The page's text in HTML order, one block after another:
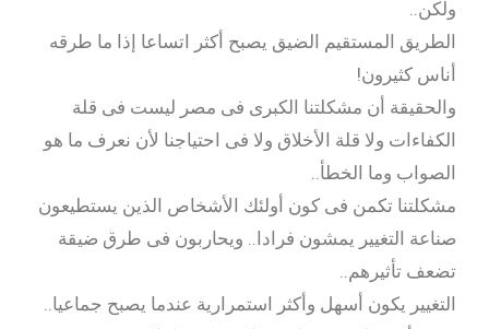
ولكن..
الطريق المستقيم الضيق يصبح أكثر اتساعا إذا ما طرقه
أناس كثيرون!
والحقيقة أن مشكلتنا الكبرى فى مصر ليست فى قلة
الكفاءات ولا قلة الأخلاق ولا فى احتياجنا لأن نعرف ما هو
الصواب وما الخطأ..
مشكلتنا تكمن فى كون أولئك الأشخاص الذين يستطيعون
صناعة التغيير يمشون فرادا.. ويحاربون فى طرق ضيقة
تضعف تأثيرهم..
التغيير يكون أسهل وأكثر استمرارية عندما يصبح جماعيا..